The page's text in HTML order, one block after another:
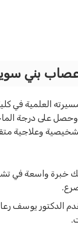
بني
العلمية
وحصل على درجة
وعلاجية
خبرة واسعة في
الدكتور يوسف